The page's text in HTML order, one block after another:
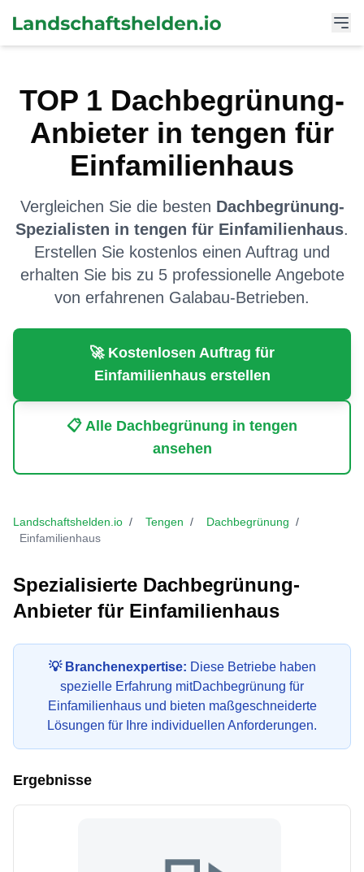
TOP 1 Dachbegrünung-
Anbieter in tengen für
Einfamilienhaus
Vergleichen Sie die besten Dachbegrünung-
Spezialisten in tengen für Einfamilienhaus.
Erstellen Sie kostenlos einen Auftrag und
erhalten Sie bis zu 5 professionelle Angebote
von erfahrenen Galabau-Betrieben.
🚀 Kostenlosen Auftrag für
Einfamilienhauserstellen
📋 Alle Dachbegrünung in tengen
ansehen
Landschaftshelden.io / Tengen / Dachbegrünung /
Einfamilienhaus
Spezialisierte Dachbegrünung-
Anbieter für Einfamilienhaus
💡 Branchenexpertise: Diese Betriebe haben
spezielle Erfahrung mitDachbegrünung für
Einfamilienhausund bieten maßgeschneiderte
Lösungen für Ihre individuellen Anforderungen.
Ergebnisse